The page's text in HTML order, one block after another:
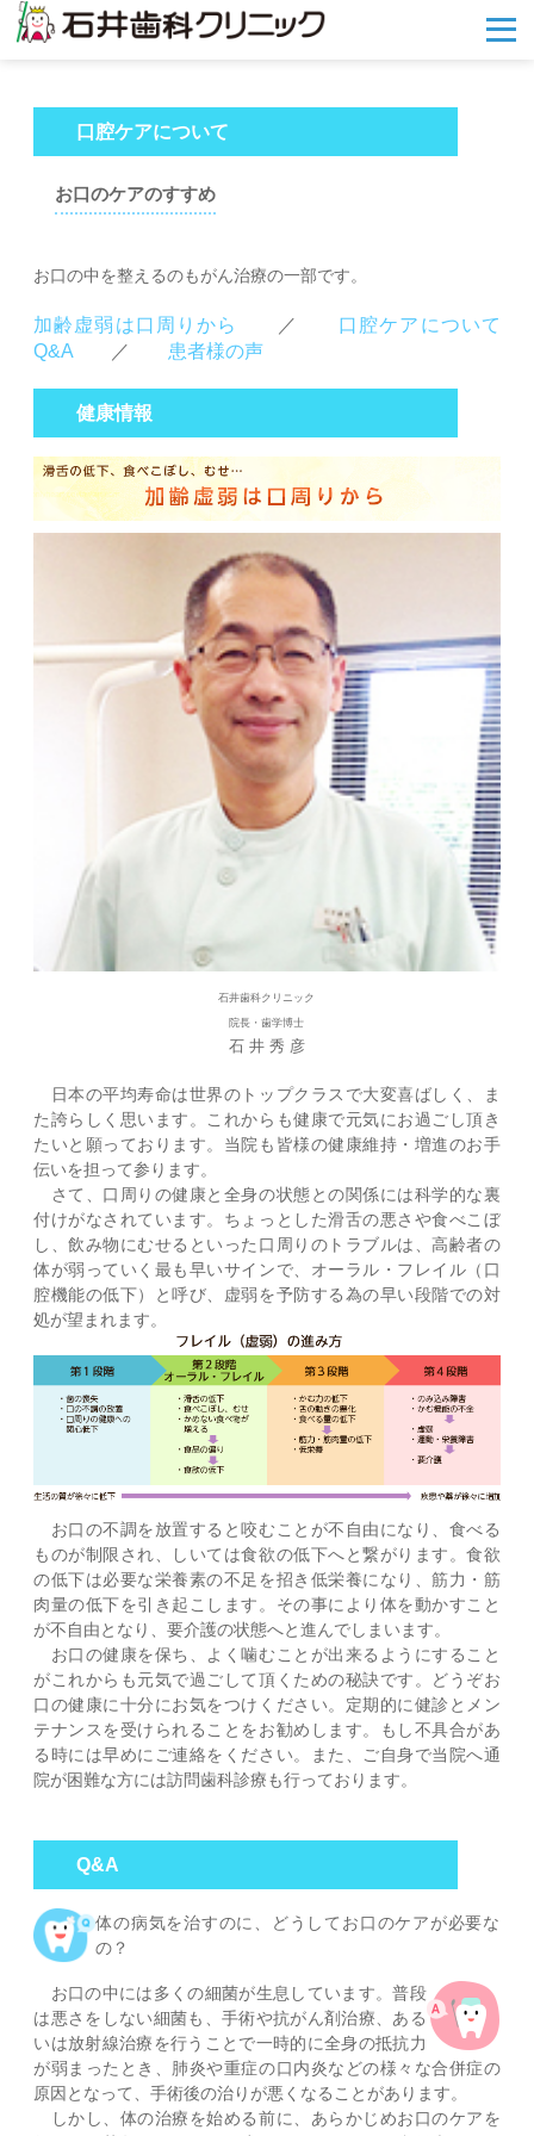
メ
ニ
口腔ケアについて
お口のケアのすすめ
お口の中を整えるのもがん治療の一部です。
加齢虚弱は口周りから ／ 口腔ケアについて
Q&A ／ 患者様の声
健康情報
石井歯科クリニック
院長・歯学博士
石 井 秀 彦
日本の平均寿命は世界のトップクラスで大変喜ばしく、ま
た誇らしく思います。これからも健康で元気にお過ごし頂き
たいと願っております。当院も皆様の健康維持・増進のお手
伝いを担って参ります。
さて、口周りの健康と全身の状態との関係には科学的な裏
付けがなされています。ちょっとした滑舌の悪さや食べこぼ
し、飲み物にむせるといった口周りのトラブルは、高齢者の
体が弱っていく最も早いサインで、オーラル・フレイル（口
腔機能の低下）と呼び、虚弱を予防する為の早い段階での対
処が望まれます。
お口の不調を放置すると咬むことが不自由になり、食べる
ものが制限され、しいては食欲の低下へと繋がります。食欲
の低下は必要な栄養素の不足を招き低栄養になり、筋力・筋
肉量の低下を引き起こします。その事により体を動かすこと
が不自由となり、要介護の状態へと進んでしまいます。
お口の健康を保ち、よく噛むことが出来るようにすること
がこれからも元気で過ごして頂くための秘訣です。どうぞお
口の健康に十分にお気をつけください。定期的に健診とメン
テナンスを受けられることをお勧めします。もし不具合があ
る時には早めにご連絡をください。また、ご自身で当院へ通
院が困難な方には訪問歯科診療も行っております。
Q&A
体の病気を治すのに、どうしてお口のケアが必要な
の？
お口の中には多くの細菌が生息しています。普段
は悪さをしない細菌も、手術や抗がん剤治療、ある
いは放射線治療を行うことで一時的に全身の抵抗力
が弱まったとき、肺炎や重症の口内炎などの様々な合併症の
原因となって、手術後の治りが悪くなることがあります。
しかし、体の治療を始める前に、あらかじめお口のケアを